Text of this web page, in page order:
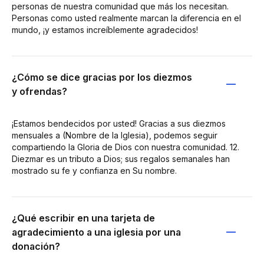
personas de nuestra comunidad que más los necesitan.
Personas como usted realmente marcan la diferencia en el
mundo, ¡y estamos increíblemente agradecidos!
¿Cómo se dice gracias por los diezmos
y ofrendas?
¡Estamos bendecidos por usted! Gracias a sus diezmos
mensuales a (Nombre de la Iglesia), podemos seguir
compartiendo la Gloria de Dios con nuestra comunidad. 12.
Diezmar es un tributo a Dios; sus regalos semanales han
mostrado su fe y confianza en Su nombre.
¿Qué escribir en una tarjeta de
agradecimiento a una iglesia por una
donación?